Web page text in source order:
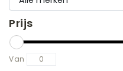
Prijs
Van